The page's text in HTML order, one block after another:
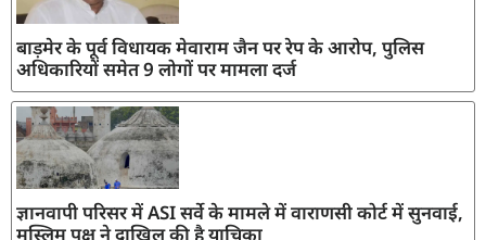
बाड़मेर के पूर्व विधायक मेवाराम जैन पर रेप के आरोप, पुलिस
अधिकारियों समेत 9 लोगों पर मामला दर्ज
ज्ञानवापी परिसर में ASI सर्वे के मामले में वाराणसी कोर्ट में सुनवाई,
मुस्लिम पक्ष ने दाखिल की है याचिका